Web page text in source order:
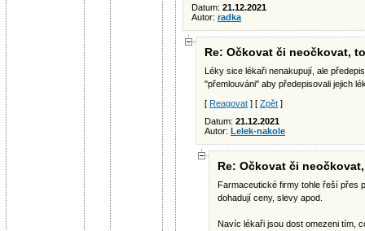
Datum: 21.12.2021
Autor: radka
Re: Očkovat či neočkovat,
Léky sice lékaři nenakupují, ale
"přemlouváni" aby předepisovali jejich
[ Reagovat ] [ Zpět ]
Datum: 21.12.2021
Autor: Lelek-nakole
Re: Očkovat či
Farmaceutické firmy tohle řeší přes
dohadují ceny, slevy apod.
Navíc lékaři jsou dost omezeni tím,